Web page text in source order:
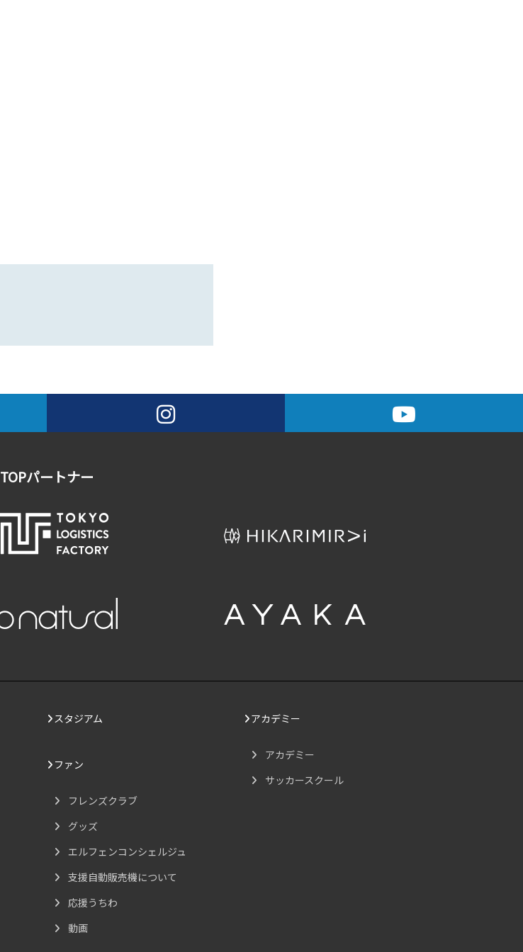
TOPパートナー
スタジアム
ファン
フレンズクラブ
グッズ
エルフェンコンシェルジュ
支援自動販売機について
応援うちわ
動画
アカデミー
アカデミー
サッカースクール